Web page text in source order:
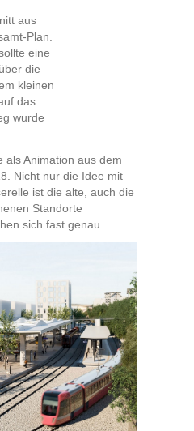
aus
Plan.
eine
die
kleinen
das
wurde
als Animation aus dem
Nicht nur die Idee mit
ist die alte, auch die
Standorte
sich fast genau.